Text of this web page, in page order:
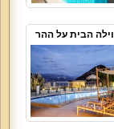
וילה הבית על ההר